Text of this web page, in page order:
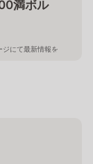
満ボル
にて最新情報を